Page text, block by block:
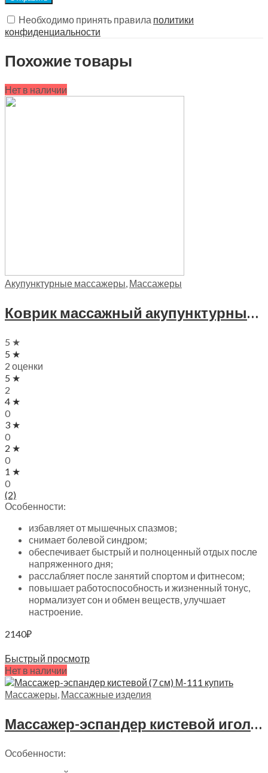
Необходимо принять правила политики
конфиденциальности
Похожие товары
Нет в наличии
Акупунктурные массажеры Массажеры
Коврик массажный акупунктурный 74х42см Trives, М-701
5 ★
5 ★
2 оценки
5 ★
2
4 ★
0
3 ★
0
2 ★
0
1 ★
0
(2)
Особенности:
избавляет от мышечных спазмов;
снимает болевой синдром;
обеспечивает быстрый и полноценный отдых после
напряженного дня;
расслабляет после занятий спортом и фитнесом;
повышает работоспособность и жизненный тонус,
нормализует сон и обмен веществ, улучшает
настроение.
2140₽
Быстрый просмотр
Нет в наличии
Массажеры Массажные изделия
Массажер-эспандер кистевой игольчатый Trives (7 см), М-111
Особенности: